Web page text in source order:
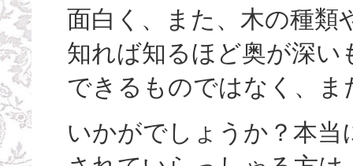
面白く、また、木の種類
知れば知るほど奥が深い
できるものではなく、
いかがでしょうか？本